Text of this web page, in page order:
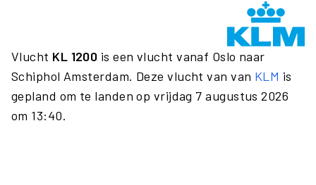
Vlucht KL 1200 is een vlucht vanaf Oslo naar
Schiphol Amsterdam. Deze vlucht van van KLM is
gepland om te landen op vrijdag 7 augustus 2026
om 13:40.